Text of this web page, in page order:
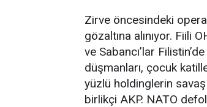
Zirve öncesindeki
gözaltına alınıyor. Fiili
ve Sabancı’lar
düşmanları, çocuk
yüzlü holdinglerin
birlikçi AKP. NATO